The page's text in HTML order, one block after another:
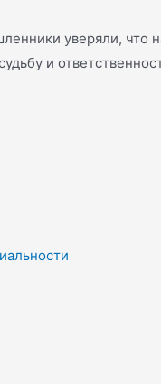
уверяли, что
и